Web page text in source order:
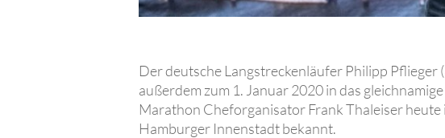
Der deutsche Langstreckenläufer Philipp
außerdem zum 1. Januar 2020 in das
Marathon Cheforganisator Frank Thaleiser heute
Hamburger Innenstadt bekannt.